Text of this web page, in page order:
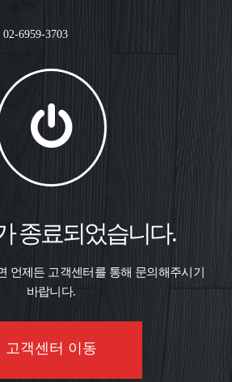
02-6959-3703
종료되었습니다.
언제든 고객센터를 통해 문의해주시기
바랍니다.
고객센터 이동